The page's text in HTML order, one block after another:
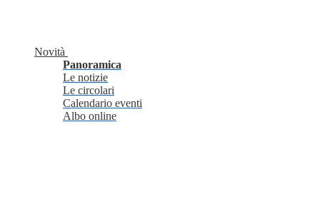
Novità
Panoramica
Le notizie
Le circolari
Calendario eventi
Albo online